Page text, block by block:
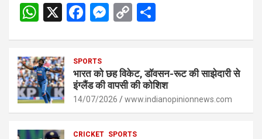
W
s
A
p
p
X
F
b
o
o
M
n
g
er
C
Li
n
k
e
SPORTS
भारत को छह विकेट, डॉवसन-रूट की साझेदारी से
इंग्लैंड की वापसी की कोशिश
14/07/2026 www.indianopinionnews.com
CRICKET SPORTS